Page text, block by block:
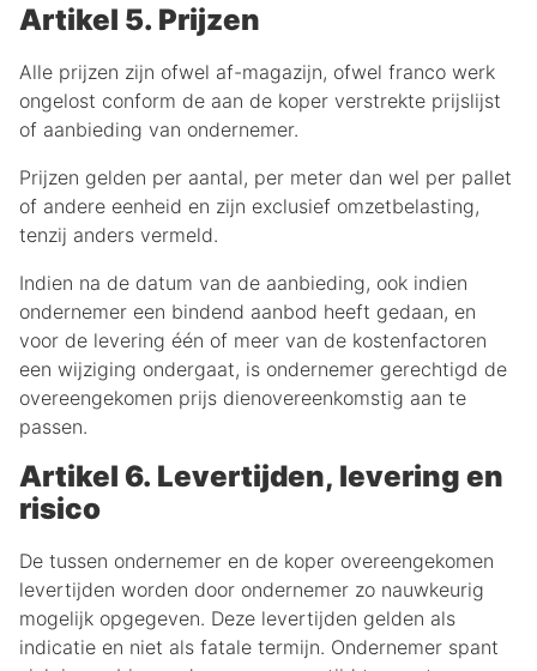
Artikel 5. Prijzen
Alle prijzen zijn ofwel af-magazijn, ofwel franco werk
ongelost conform de aan de koper verstrekte prijslijst
of aanbieding van ondernemer.
Prijzen gelden per aantal, per meter dan wel per pallet
of andere eenheid en zijn exclusief omzetbelasting,
tenzij anders vermeld.
Indien na de datum van de aanbieding, ook indien
ondernemer een bindend aanbod heeft gedaan, en
voor de levering één of meer van de kostenfactoren
een wijziging ondergaat, is ondernemer gerechtigd de
overeengekomen prijs dienovereenkomstig aan te
passen.
Artikel 6. Levertijden, levering en
risico
De tussen ondernemer en de koper overeengekomen
levertijden worden door ondernemer zo nauwkeurig
mogelijk opgegeven. Deze levertijden gelden als
indicatie en niet als fatale termijn. Ondernemer spant